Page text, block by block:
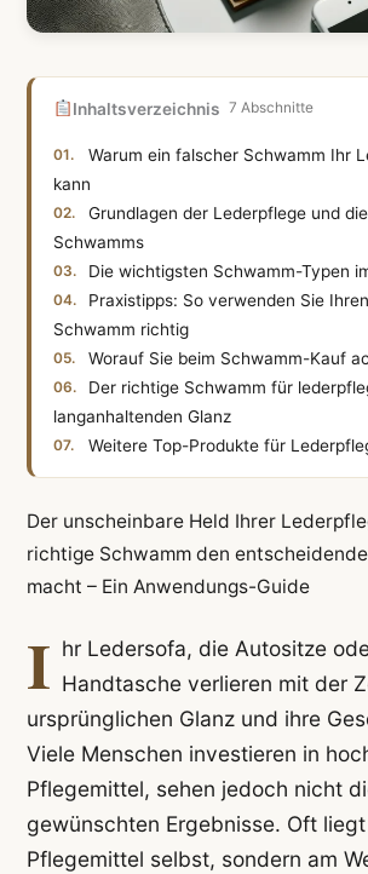
Inhaltsverzeichnis 7 Abschnitte
Warum ein falscher Schwamm Ihr
kann
Grundlagen der Lederpflege und
Schwamms
Die wichtigsten Schwamm-Typen
Praxistipps: So verwenden Sie
Schwamm richtig
Worauf Sie beim Schwamm-Kauf
Der richtige Schwamm für
langanhaltenden Glanz
Weitere Top-Produkte für
Der unscheinbare Held Ihrer
richtige Schwamm den
macht – Ein Anwendungs-Guide
I hr Ledersofa, die Autositze
Handtasche verlieren mit der
ursprünglichen Glanz und ihre
Viele Menschen investieren in
Pflegemittel, sehen jedoch nicht
gewünschten Ergebnisse. Oft
Pflegemittel selbst, sondern am